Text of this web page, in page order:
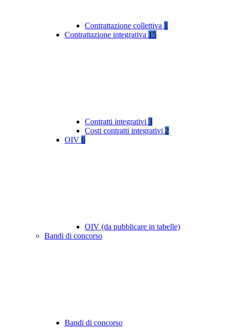
Contrattazione collettiva 1
Contrattazione integrativa 15
Contratti integrativi 3
Costi contratti integrativi 2
OIV 6
OIV (da pubblicare in tabelle)
Bandi di concorso
Bandi di concorso